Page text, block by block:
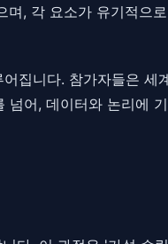
, 각 요소가 유기적으
집니다. 참가자들은 세
어, 데이터와 논리에